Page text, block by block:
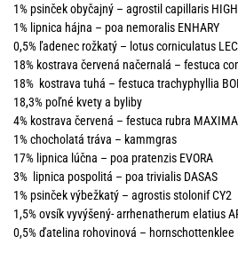
1% psinček obyčajný – agrostil capillaris
1% lipnica hájna – poa nemoralis ENHARY
0,5% ľadenec rožkatý – lotus corniculatus LEC
18% kostrava červená načernalá – festuca
18% kostrava tuhá – festuca trachyphyllia
18,3% poľné kvety a byliby
4% kostrava červená – festuca rubra
1% chocholatá tráva – kammgras
17% lipnica lúčna – poa pratenzis EVORA
3% lipnica pospolitá – poa trivialis DASAS
1% psinček výbežkatý – agrostis stolonif CY2
1,5% ovsík vyvýšený- arrhenatherum elatius
0,5% ďatelina rohovinová – hornschottenklee